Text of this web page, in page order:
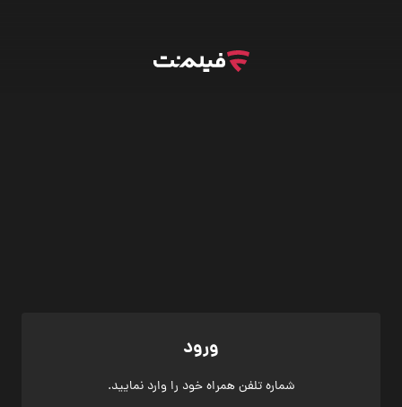
ورود
شماره تلفن همراه خود را وارد نمایید.